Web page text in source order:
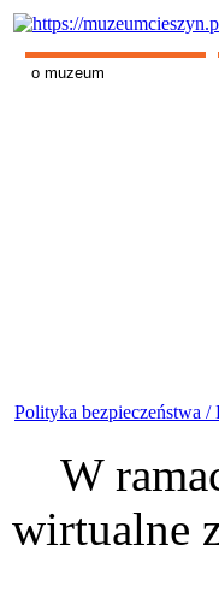
o muzeum
Polityka bezpieczeństwa /
W
wirtualne